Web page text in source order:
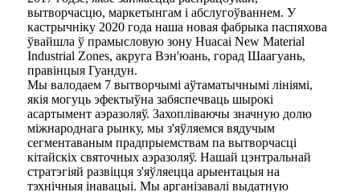
вытворчасцю, маркетынгам і абслугоўваннем. У
кастрычніку 2020 года наша новая фабрыка паспяхова
ўвайшла ў прамысловую зону Huacai New Material
Industrial Zones, акруга Вэн'юань, горад Шаагуань,
правінцыя Гуандун.
Мы валодаем 7 вытворчымі аўтаматычнымі лініямі,
якія могуць эфектыўна забяспечваць шырокі
асартымент аэразоляў. Захопліваючы значную долю
міжнароднага рынку, мы з'яўляемся вядучым
сегментаваным прадпрыемствам па вытворчасці
кітайскіх святочных аэразоляў. Нашай цэнтральнай
стратэгіяй развіцця з'яўляецца арыентацыя на
тэхнічныя інавацыі. Мы арганізавалі выдатную